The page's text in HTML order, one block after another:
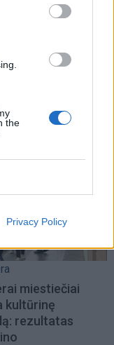
the
Privacy Policy
miestiečiai
kultūrinę
rezultatas